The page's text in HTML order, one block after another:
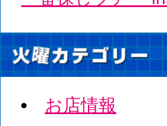
お店情報